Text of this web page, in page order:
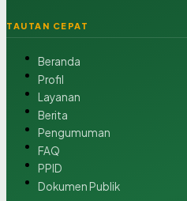
TAUTAN CEPAT
Beranda
Profil
Layanan
Berita
Pengumuman
FAQ
PPID
Dokumen Publik